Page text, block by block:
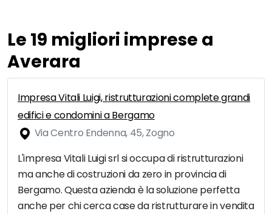
Le 19 migliori imprese a
Averara
Impresa Vitali Luigi, ristrutturazioni complete grandi
edifici e condomini a Bergamo
Via Centro Endenna, 45, Zogno
L'impresa Vitali Luigi srl si occupa di ristrutturazioni
ma anche di costruzioni da zero in provincia di
Bergamo. Questa azienda è la soluzione perfetta
anche per chi cerca case da ristrutturare in vendita